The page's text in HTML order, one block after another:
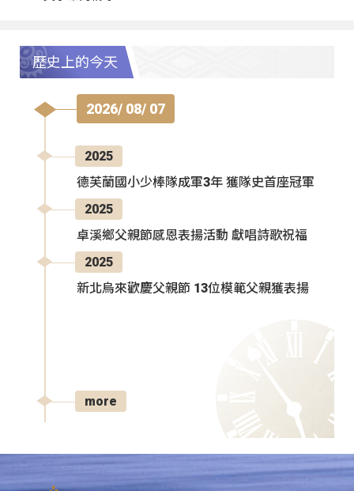
歷史上的今天
2026/ 08/ 07
2025
德芙蘭國小少棒隊成軍3年 獲隊史首座冠軍
2025
卓溪鄉父親節感恩表揚活動 獻唱詩歌祝福
2025
新北烏來歡慶父親節 13位模範父親獲表揚
more